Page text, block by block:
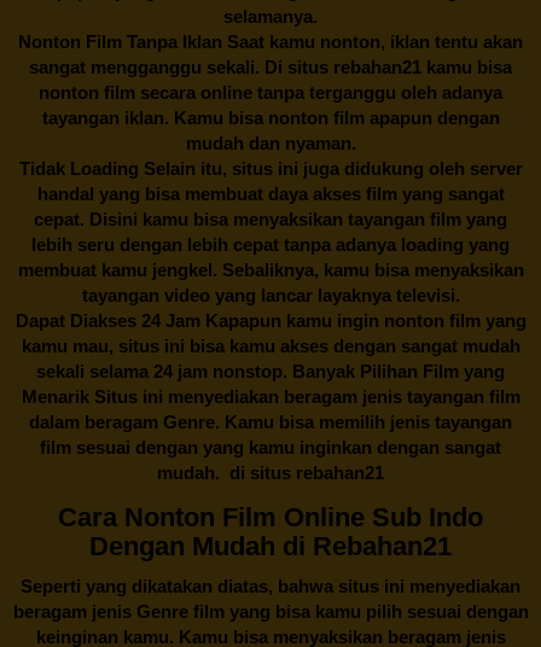
selamanya.
Nonton Film Tanpa Iklan Saat kamu nonton, iklan tentu akan
sangat mengganggu sekali. Di situs rebahan21 kamu bisa
nonton film secara online tanpa terganggu oleh adanya
tayangan iklan. Kamu bisa nonton film apapun dengan
mudah dan nyaman.
Tidak Loading Selain itu, situs ini juga didukung oleh server
handal yang bisa membuat daya akses film yang sangat
cepat. Disini kamu bisa menyaksikan tayangan film yang
lebih seru dengan lebih cepat tanpa adanya loading yang
membuat kamu jengkel. Sebaliknya, kamu bisa menyaksikan
tayangan video yang lancar layaknya televisi.
Dapat Diakses 24 Jam Kapapun kamu ingin nonton film yang
kamu mau, situs ini bisa kamu akses dengan sangat mudah
sekali selama 24 jam nonstop. Banyak Pilihan Film yang
Menarik Situs ini menyediakan beragam jenis tayangan film
dalam beragam Genre. Kamu bisa memilih jenis tayangan
film sesuai dengan yang kamu inginkan dengan sangat
mudah. di situs rebahan21
Cara Nonton Film Online Sub Indo
Dengan Mudah di Rebahan21
Seperti yang dikatakan diatas, bahwa situs ini menyediakan
beragam jenis Genre film yang bisa kamu pilih sesuai dengan
keinginan kamu. Kamu bisa menyaksikan beragam jenis